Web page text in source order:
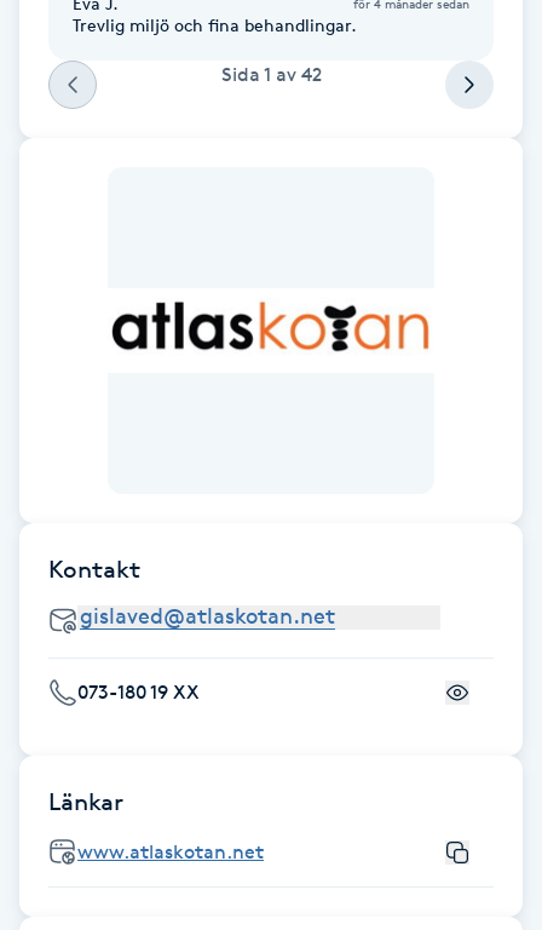
Kinesiologi
Kinesisk medicin
Kosmetisk tatuering
Kroppsinpackning
Käkledsbehandling
Kärlbehandling
Trevlig miljö och fina behandlingar.
Sida 1 av 42
Kontakt
073-180 19 XX
Länkar
www.atlaskotan.net